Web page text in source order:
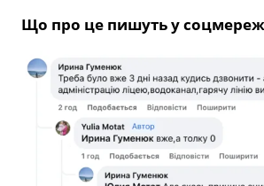
Що про це пишуть у